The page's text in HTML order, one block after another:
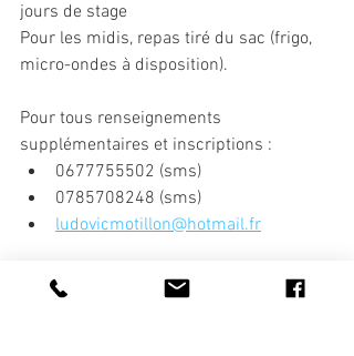
jours de stage
Pour les midis, repas tiré du sac (frigo,
micro-ondes à disposition).
Pour tous renseignements
supplémentaires et inscriptions :
0677755502 (sms)
0785708248 (sms)
ludovicmotillon@hotmail.fr
#Stage #perfectmoment #goo
dmoment
#perfection
#perfectionnement